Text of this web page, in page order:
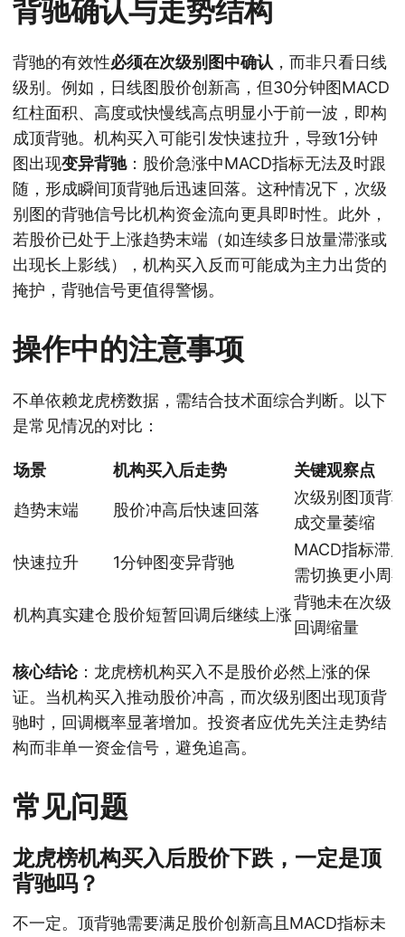
背驰确认与走势结构
背驰的有效性必须在次级别图中确认 ，而非只看日线
级别。例如，日线图股价创新高，但30分钟图MACD
红柱面积、高度或快慢线高点明显小于前一波，即构
成顶背驰。机构买入可能引发快速拉升，导致1分钟
图出现变异背驰：股价急涨中MACD指标无法及时跟
随，形成瞬间顶背驰后迅速回落。这种情况下，次级
别图的背驰信号比机构资金流向更具即时性。此外，
若股价已处于上涨趋势末端（如连续多日放量滞涨或
出现长上影线），机构买入反而可能成为主力出货的
掩护，背驰信号更值得警惕。
操作中的注意事项
不单依赖龙虎榜数据，需结合技术面综合判断。以下
是常见情况的对比：
场景 机构买入后走势 关键观察点
趋势末端 股价冲高后快速回落
次级别图顶背
成交量萎缩
快速拉升 1分钟图变异背驰
MACD指标滞
需切换更小周
机构真实建仓 股价短暂回调后继续上涨
背驰未在次级
回调缩量
核心结论：龙虎榜机构买入不是股价必然上涨的保
证。当机构买入推动股价冲高，而次级别图出现顶背
驰时，回调概率显著增加。投资者应优先关注走势结
构而非单一资金信号，避免追高。
常见问题
龙虎榜机构买入后股价下跌，一定是顶
背驰吗？
不一定。顶背驰需要满足股价创新高且MACD指标未